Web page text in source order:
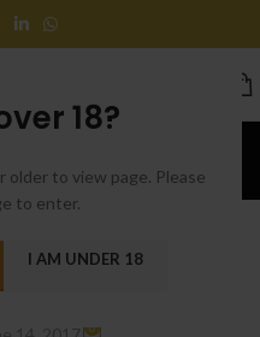
18?
older to view page. Please
to enter.
I AM UNDER 18
trends
design
0